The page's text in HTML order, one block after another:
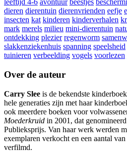
leeftijd 4-6 avontuur beestjes
dieren dierentuin dierenvrienden eefje
insecten kat kinderen kinderverhalen
mark merels milieu mini-dierentuin
ontdekking plezier regenworm
slakkenziekenhuis spanning speelsheid
tuinieren verbeelding vogels voorlezen
Over de auteur
Carry Slee is de bekendste
hele generaties zijn met haar
ook meerdere boeken voor
Moederkruid in 2001, dat
Publieksprijs. Van haar werk werden
exemplaren verkocht en een aantal
verfilmd.